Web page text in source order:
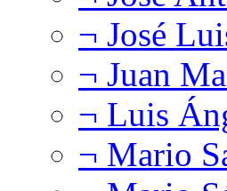
¬ José
¬ Juan
¬ Luis
¬ Mario